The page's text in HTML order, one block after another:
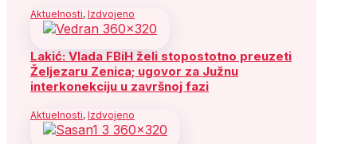
Aktuelnosti, Izdvojeno
Lakić: Vlada FBiH želi stopostotno preuzeti
Željezaru Zenica; ugovor za Južnu
interkonekciju u završnoj fazi
Aktuelnosti, Izdvojeno